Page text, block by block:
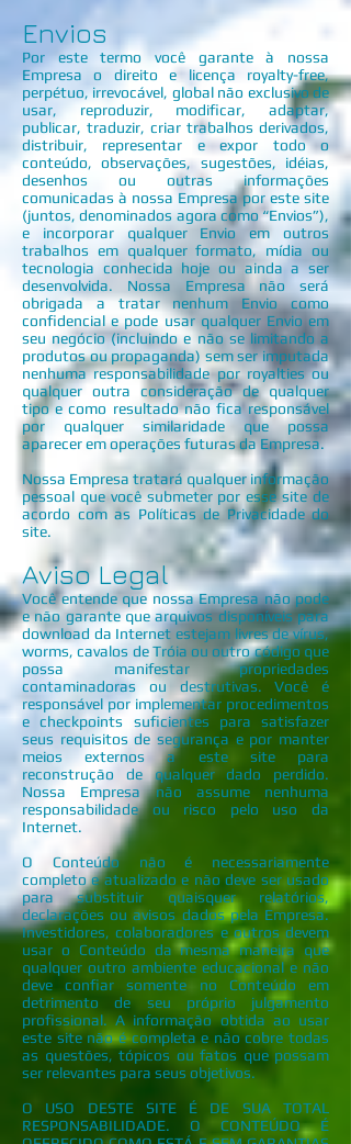
Envios
Por este termo você garante à nossa
Empresa o direito e licença royalty-free,
perpétuo, irrevocável, global não exclusivo de
usar, reproduzir, modificar, adaptar,
publicar, traduzir, criar trabalhos derivados,
distribuir, representar e expor todo o
conteúdo, observações, sugestões, idéias,
desenhos ou outras informações
comunicadas à nossa Empresa por este site
(juntos, denominados agora como “Envios”),
e incorporar qualquer Envio em outros
trabalhos em qualquer formato, mídia ou
tecnologia conhecida hoje ou ainda a ser
desenvolvida. Nossa Empresa não será
obrigada a tratar nenhum Envio como
confidencial e pode usar qualquer Envio em
seu negócio (incluindo e não se limitando a
produtos ou propaganda) sem ser imputada
nenhuma responsabilidade por royalties ou
qualquer outra consideração de qualquer
tipo e como resultado não fica responsável
por qualquer similaridade que possa
aparecer em operações futuras da Empresa.
Nossa Empresa tratará qualquer informação
pessoal que você submeter por esse site de
acordo com as Políticas de Privacidade do
site.
Aviso Legal
Você entende que nossa Empresa não pode
e não garante que arquivos disponíveis para
download da Internet estejam livres de vírus,
worms, cavalos de Tróia ou outro código que
possa manifestar propriedades
contaminadoras ou destrutivas. Você é
responsável por implementar procedimentos
e checkpoints suficientes para satisfazer
seus requisitos de segurança e por manter
meios externos a este site para
reconstrução de qualquer dado perdido.
Nossa Empresa não assume nenhuma
responsabilidade ou risco pelo uso da
Internet.
O Conteúdo não é necessariamente
completo e atualizado e não deve ser usado
para substituir quaisquer relatórios,
declarações ou avisos dados pela Empresa.
Investidores, colaboradores e outros devem
usar o Conteúdo da mesma maneira que
qualquer outro ambiente educacional e não
deve confiar somente no Conteúdo em
detrimento de seu próprio julgamento
profissional. A informação obtida ao usar
este site não é completa e não cobre todas
as questões, tópicos ou fatos que possam
ser relevantes para seus objetivos.
O USO DESTE SITE É DE SUA TOTAL
RESPONSABILIDADE. O CONTEÚDO É